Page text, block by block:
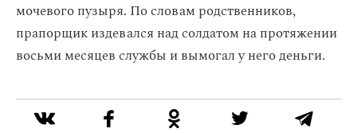
мочевого пузыря. По словам родственников,
прапорщик издевался над солдатом на протяжении
восьми месяцев службы и вымогал у него деньги.